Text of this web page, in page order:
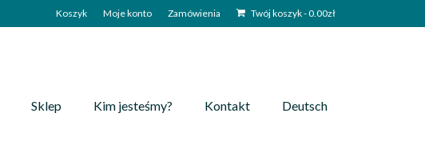
Koszyk Moje konto Zamówienia Twój koszyk-0.00zł
Sklep Kim jesteśmy? Kontakt Deutsch